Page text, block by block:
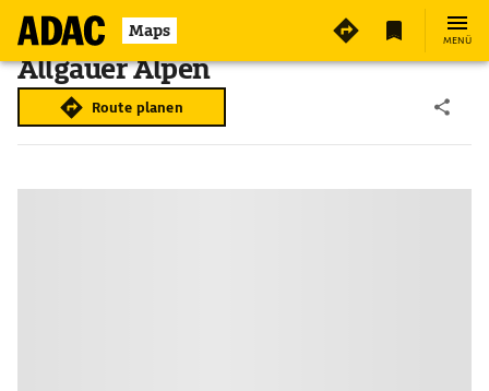
Maps MENÜ
Allgäuer Alpen
Route planen